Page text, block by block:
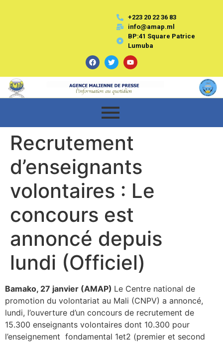
+223 20 22 36 83
info@amap.ml
BP:41 Square Patrice
Lumuba
Recrutement
d’enseignants
volontaires : Le
concours est
annoncé depuis
lundi (Officiel)
Bamako, 27 janvier (AMAP) Le Centre national de
promotion du volontariat au Mali (CNPV) a annoncé,
lundi, l’ouverture d’un concours de recrutement de
15.300 enseignants volontaires dont 10.300 pour
l’enseignement fondamental 1et2 (premier et second